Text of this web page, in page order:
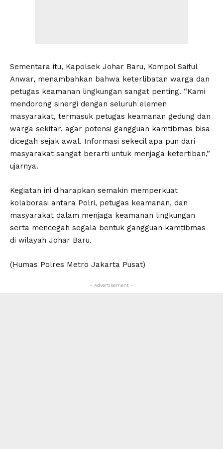
Sementara itu, Kapolsek Johar Baru, Kompol Saiful
Anwar, menambahkan bahwa keterlibatan warga dan
petugas keamanan lingkungan sangat penting. “Kami
mendorong sinergi dengan seluruh elemen
masyarakat, termasuk petugas keamanan gedung dan
warga sekitar, agar potensi gangguan kamtibmas bisa
dicegah sejak awal. Informasi sekecil apa pun dari
masyarakat sangat berarti untuk menjaga ketertiban,”
ujarnya.
Kegiatan ini diharapkan semakin memperkuat
kolaborasi antara Polri, petugas keamanan, dan
masyarakat dalam menjaga keamanan lingkungan
serta mencegah segala bentuk gangguan kamtibmas
di wilayah Johar Baru.
(Humas Polres Metro Jakarta Pusat)
- Advertisement -